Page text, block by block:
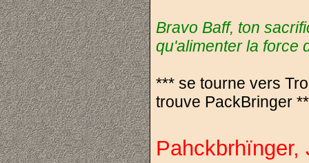
Bravo Baff, ton
qu'alimenter la force
*** se tourne vers
trouve PackBringer
Pahckbrhïnger,